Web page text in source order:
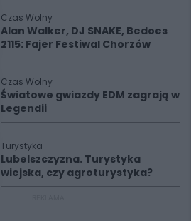
Czas Wolny
Alan Walker, DJ SNAKE, Bedoes
2115: Fajer Festiwal Chorzów
Czas Wolny
Światowe gwiazdy EDM zagrają w
Legendii
Turystyka
Lubelszczyzna. Turystyka
wiejska, czy agroturystyka?